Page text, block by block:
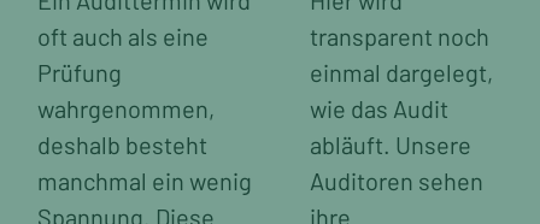
oft auch als eine
Prüfung
wahrgenommen,
deshalb besteht
manchmal ein wenig
Spannung. Diese
transparent noch
einmal dargelegt,
wie das Audit
abläuft. Unsere
Auditoren sehen
ihre